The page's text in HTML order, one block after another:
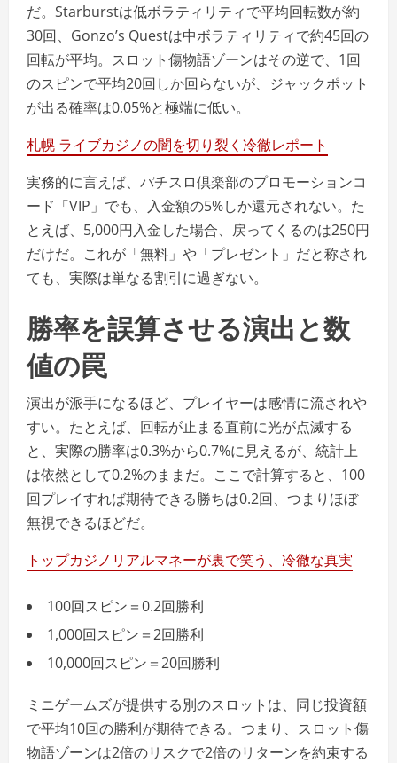
だ。Starburstは低ボラティリティで平均回転数が約
30回、Gonzo’s Questは中ボラティリティで約45回の
回転が平均。スロット傷物語ゾーンはその逆で、1回
のスピンで平均20回しか回らないが、ジャックポット
が出る確率は0.05%と極端に低い。
札幌 ライブカジノの闇を切り裂く冷徹レポート
実務的に言えば、パチスロ倶楽部のプロモーションコ
ード「VIP」でも、入金額の5%しか還元されない。た
とえば、5,000円入金した場合、戻ってくるのは250円
だけだ。これが「無料」や「プレゼント」だと称され
ても、実際は単なる割引に過ぎない。
勝率を誤算させる演出と数
値の罠
演出が派手になるほど、プレイヤーは感情に流されや
すい。たとえば、回転が止まる直前に光が点滅する
と、実際の勝率は0.3%から0.7%に見えるが、統計上
は依然として0.2%のままだ。ここで計算すると、100
回プレイすれば期待できる勝ちは0.2回、つまりほぼ
無視できるほどだ。
トップカジノリアルマネーが裏で笑う、冷徹な真実
100回スピン＝0.2回勝利
1,000回スピン＝2回勝利
10,000回スピン＝20回勝利
ミニゲームズが提供する別のスロットは、同じ投資額
で平均10回の勝利が期待できる。つまり、スロット傷
物語ゾーンは2倍のリスクで2倍のリターンを約束する